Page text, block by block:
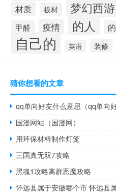
材质 板材 梦幻西游
甲醛 疫情 的人
自己的 英语 装修
猜你想看的文章
qq单向好友什么意思（qq单向好
国漫网站（国漫网）
用环保材料制作灯笼
三国真无双7攻略
黑魂1攻略离群恶魔攻略
怀远县属于安徽哪个市 怀远县